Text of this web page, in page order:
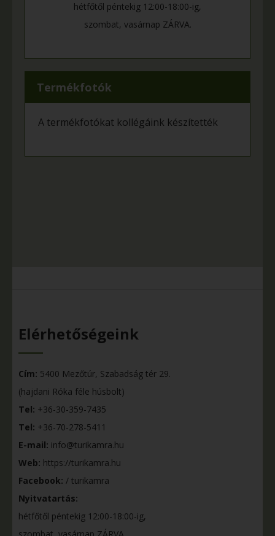
hétfőtől péntekig 12:00-18:00-ig,
szombat, vasárnap ZÁRVA.
Termékfotók
A termékfotókat kollégáink készítették
Elérhetőségeink
Cím: 5400 Mezőtúr, Szabadság tér 29.
(hajdani Róka féle húsbolt)
Tel: +36-30-359-7435
Tel: +36-70-278-5411
E-mail: info@turikamra.hu
Web: https://turikamra.hu
Facebook: / turikamra
Nyitvatartás:
hétfőtől péntekig 12:00-18:00-ig,